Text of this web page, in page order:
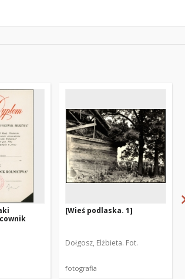
[Wieś podlaska. 1]
Dołgosz, Elżbieta. Fot.
fotografia